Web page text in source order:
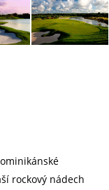
rockový nádech